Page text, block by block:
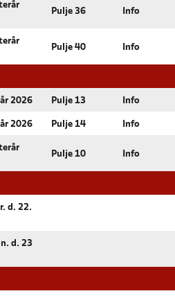
Pulje 36 Info
Pulje 40 Info
2026 Pulje 13 Info
2026 Pulje 14 Info
Pulje 10 Info
d. 22.
d. 23